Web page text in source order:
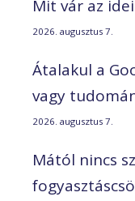
Mit vár az
2026. augusztus 7.
Átalakul a
vagy
2026. augusztus 7.
Mától nincs